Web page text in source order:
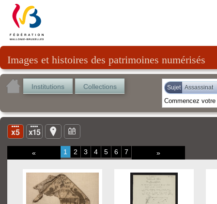
Images et histoires des patrimoines numérisés
Institutions Collections Sujet Assassinat
« 1 2 3 4 5 6 7 »